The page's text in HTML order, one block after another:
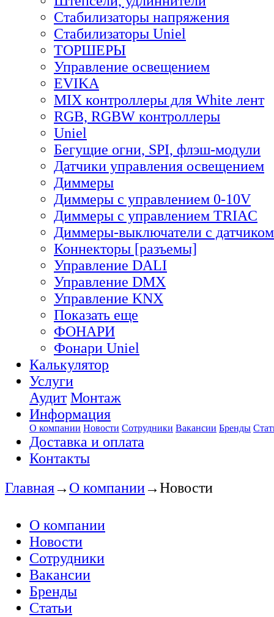
Стабилизаторы напряжения
Стабилизаторы Uniel
ТОРШЕРЫ
Управление освещением
EVIKA
MIX контроллеры для White лент
RGB, RGBW контроллеры
Uniel
Бегущие огни, SPI, флэш-модули
Датчики управления освещением
Диммеры
Диммеры с управлением 0-10V
Диммеры с управлением TRIAC
Диммеры-выключатели с датчиком
Коннекторы [разъемы]
Управление DALI
Управление DMX
Управление KNX
Показать еще
ФОНАРИ
Фонари Uniel
Калькулятор
Услуги
Аудит Монтаж
Информация
О компании Новости Сотрудники Вакансии Бренды
Доставка и оплата
Контакты
Главная→ О компании→Новости
О компании
Новости
Сотрудники
Вакансии
Бренды
Статьи